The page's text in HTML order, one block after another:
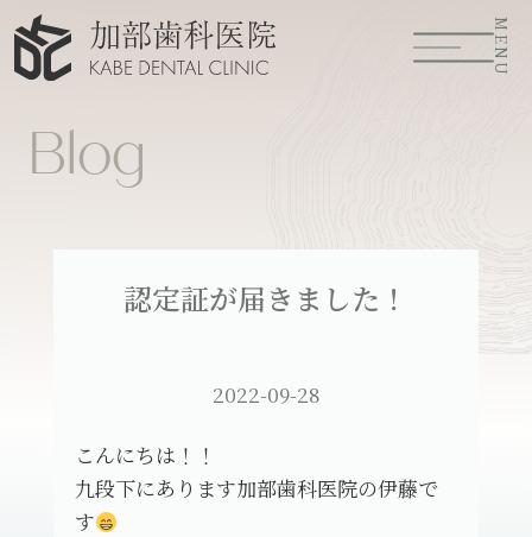
MENU
Blog
認定証が届きました！
2022-09-28
こんにちは！！
九段下にあります加部歯科医院の伊藤で
す